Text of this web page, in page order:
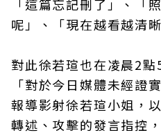
「這篇忘記刪了」、「
呢」、「現在越看越清
對此徐若瑄也在凌晨2點
「對於今日媒體未經證
報導影射徐若瑄小姐，
轉述、攻擊的發言指控